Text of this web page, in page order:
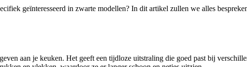
geïnteresseerd in zwarte modellen? In dit artikel zullen we alles
aan je keuken. Het geeft een tijdloze uitstraling die goed past bij